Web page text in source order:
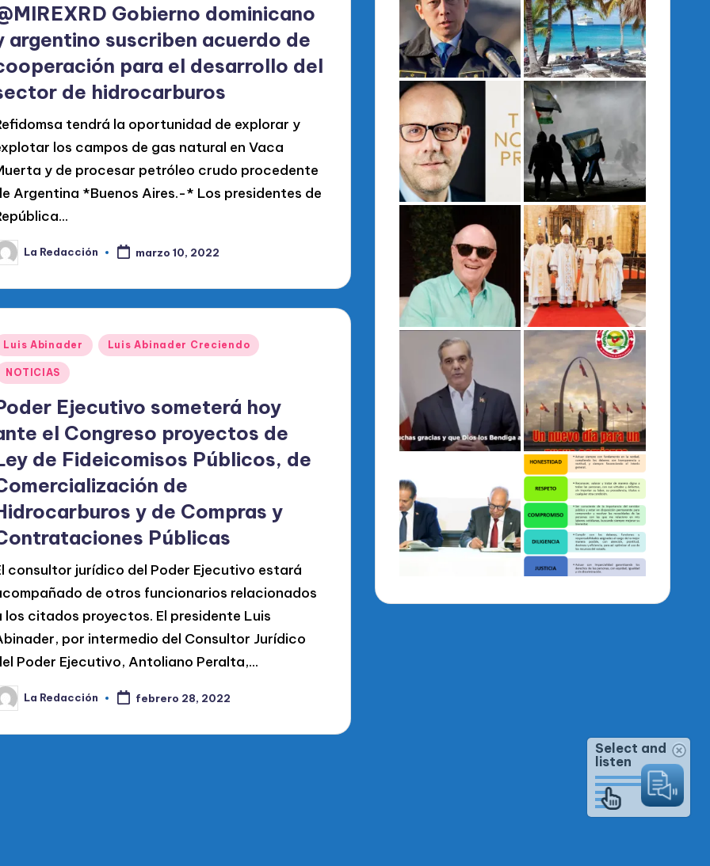
Gobierno dominicano
argentino suscriben acuerdo de
para el desarrollo del
de hidrocarburos
tendrá la oportunidad de explorar y
los campos de gas natural en Vaca
y de procesar petróleo crudo procedente
Argentina *Buenos Aires.-* Los presidentes de
La Redacción marzo 10, 2022
Luis Abinader Luis Abinader Creciendo
NOTICIAS
Ejecutivo someterá hoy
el Congreso proyectos de
de Fideicomisos Públicos, de
de
y de Compras y
Públicas
consultor jurídico del Poder Ejecutivo estará
de otros funcionarios relacionados
los citados proyectos. El presidente Luis
por intermedio del Consultor Jurídico
Poder Ejecutivo, Antoliano Peralta,…
La Redacción febrero 28, 2022
Select and
listen